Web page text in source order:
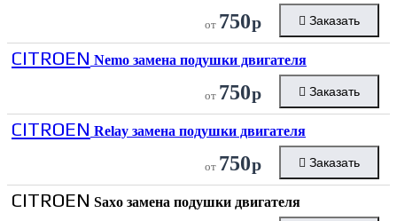
от 750р Заказать
CITROEN Nemo замена подушки двигателя
от 750р Заказать
CITROEN Relay замена подушки двигателя
от 750р Заказать
CITROEN Saxo замена подушки двигателя